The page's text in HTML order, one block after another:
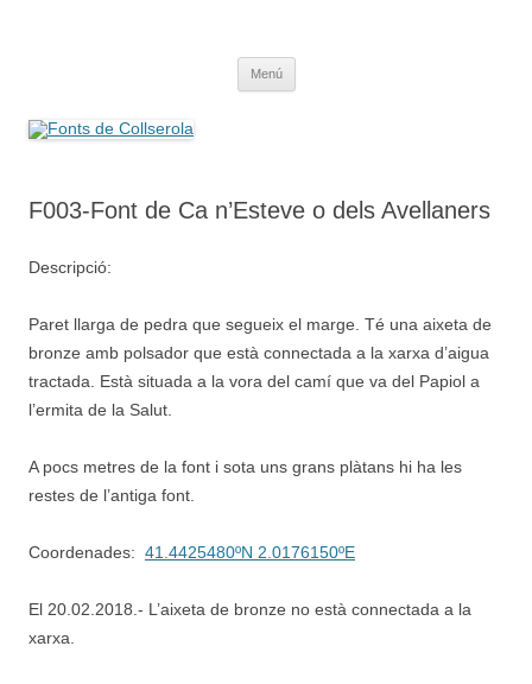
Menú
F003-Font de Ca n’Esteve o dels Avellaners
Descripció:
Paret llarga de pedra que segueix el marge. Té una aixeta de
bronze amb polsador que està connectada a la xarxa d’aigua
tractada. Està situada a la vora del camí que va del Papiol a
l’ermita de la Salut.
A pocs metres de la font i sota uns grans plàtans hi ha les
restes de l’antiga font.
Coordenades: 41.4425480ºN 2.0176150ºE
El 20.02.2018.- L’aixeta de bronze no està connectada a la
xarxa.